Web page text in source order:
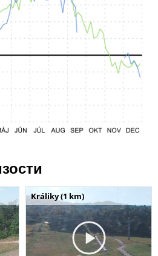
Králiky (1 km)